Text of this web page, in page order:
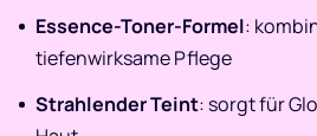
Essence-Toner-Formel:
tiefenwirksame Pflege
Strahlender Teint: sorgt für